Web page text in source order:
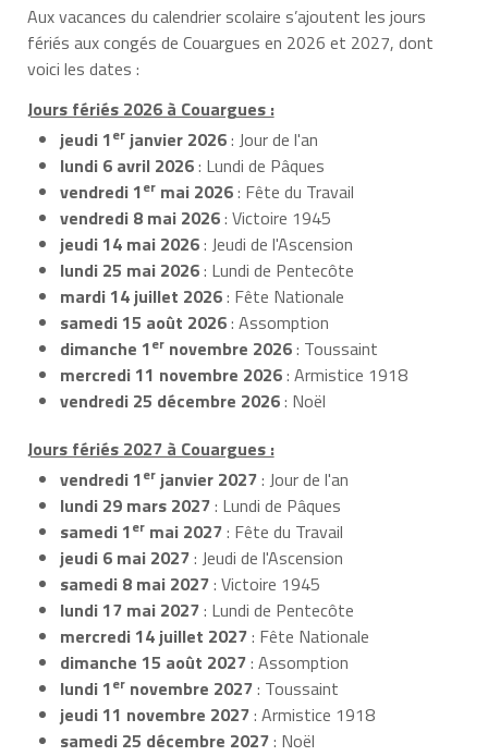
Aux vacances du calendrier scolaire s’ajoutent les jours
fériés aux congés de Couargues en 2026 et 2027, dont
voici les dates :
Jours fériés 2026 à Couargues :
jeudi 1er janvier 2026: Jour de l'an
lundi 6 avril 2026: Lundi de Pâques
vendredi 1er mai 2026: Fête du Travail
vendredi 8 mai 2026: Victoire 1945
jeudi 14 mai 2026: Jeudi de l'Ascension
lundi 25 mai 2026: Lundi de Pentecôte
mardi 14 juillet 2026: Fête Nationale
samedi 15 août 2026: Assomption
dimanche 1er novembre 2026: Toussaint
mercredi 11 novembre 2026: Armistice 1918
vendredi 25 décembre 2026: Noël
Jours fériés 2027 à Couargues :
vendredi 1er janvier 2027: Jour de l'an
lundi 29 mars 2027: Lundi de Pâques
samedi 1er mai 2027: Fête du Travail
jeudi 6 mai 2027: Jeudi de l'Ascension
samedi 8 mai 2027: Victoire 1945
lundi 17 mai 2027: Lundi de Pentecôte
mercredi 14 juillet 2027: Fête Nationale
dimanche 15 août 2027: Assomption
lundi 1er novembre 2027: Toussaint
jeudi 11 novembre 2027: Armistice 1918
samedi 25 décembre 2027: Noël